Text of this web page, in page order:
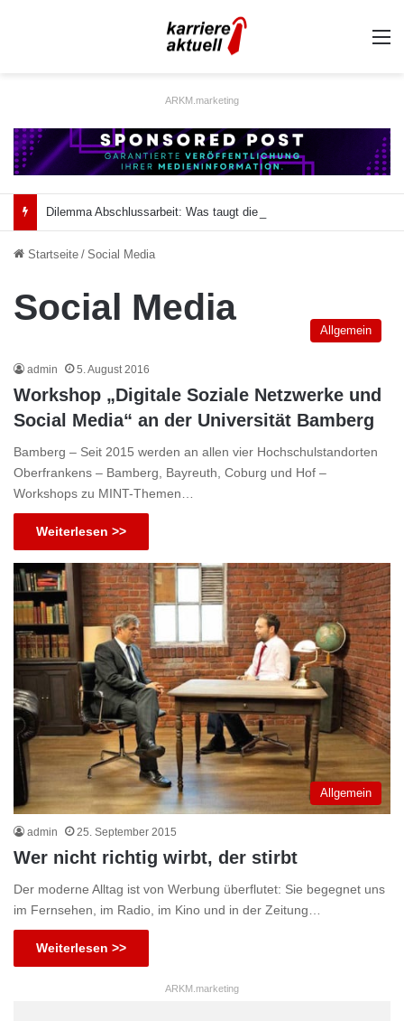
ARKM.marketing
Startseite / Social Media
Social Media
Allgemein
admin 5. August 2016
Workshop „Digitale Soziale Netzwerke und
Social Media“ an der Universität Bamberg
Bamberg – Seit 2015 werden an allen vier Hochschulstandorten
Oberfrankens – Bamberg, Bayreuth, Coburg und Hof –
Workshops zu MINT-Themen…
Weiterlesen >>
Allgemein
admin 25. September 2015
Wer nicht richtig wirbt, der stirbt
Der moderne Alltag ist von Werbung überflutet: Sie begegnet uns
im Fernsehen, im Radio, im Kino und in der Zeitung…
Weiterlesen >>
ARKM.marketing